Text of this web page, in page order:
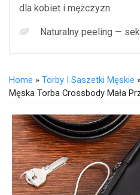
dla kobiet i mężczyzn
Naturalny peeling —
Home » Torby I Saszetki Męskie
Męska Torba Crossbody Mała